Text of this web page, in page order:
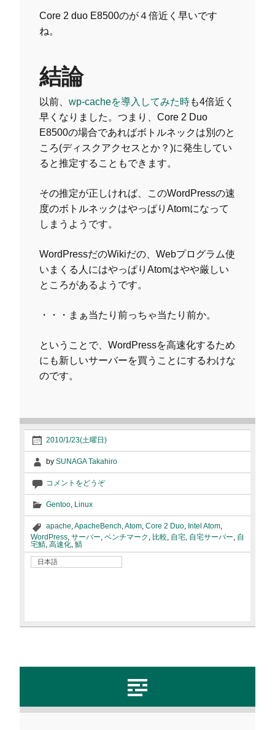
Core 2 duo E8500のが４倍近く早いです
ね。
結論
以前、 wp-cacheを導入してみた時も4倍近く
早くなりました。つまり、Core 2 Duo
E8500の場合であればボトルネックは別のと
ころ(ディスクアクセスとか？)に発生してい
ると推定することもできます。
その推定が正しければ、このWordPressの速
度のボトルネックはやっぱりAtomになって
しまうようです。
WordPressだのWikiだの、Webプログラム使
いまくる人にはやっぱりAtomはやや厳しい
ところがあるようです。
・・・まぁ当たり前っちゃ当たり前か。
ということで、WordPressを高速化するため
にも新しいサーバーを買うことにするわけな
のです。
2010/1/23(土曜日)
by SUNAGA Takahiro
コメントをどうぞ
Gentoo, Linux
apache,ApacheBench,Atom, Core 2 Duo, Intel Atom,
WordPress, サーバー, ベンチマーク , 比較, 自宅, 自宅サーバー, 自
宅鯖, 高速化, 鯖
日本語